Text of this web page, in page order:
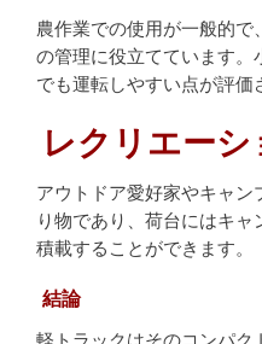
農作業での使用が一般的
の管理に役立てています。
でも運転しやすい点が評価
レクリエーシ
アウトドア愛好家やキャ
り物であり、荷台にはキ
積載することができます。
結論